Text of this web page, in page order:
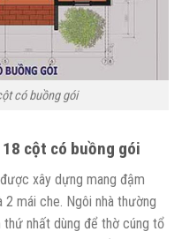
có buồng gói
cột có buồng gói
xây dựng mang đậm
mái che. Ngôi nhà thường
thứ nhất dùng để thờ cúng tổ